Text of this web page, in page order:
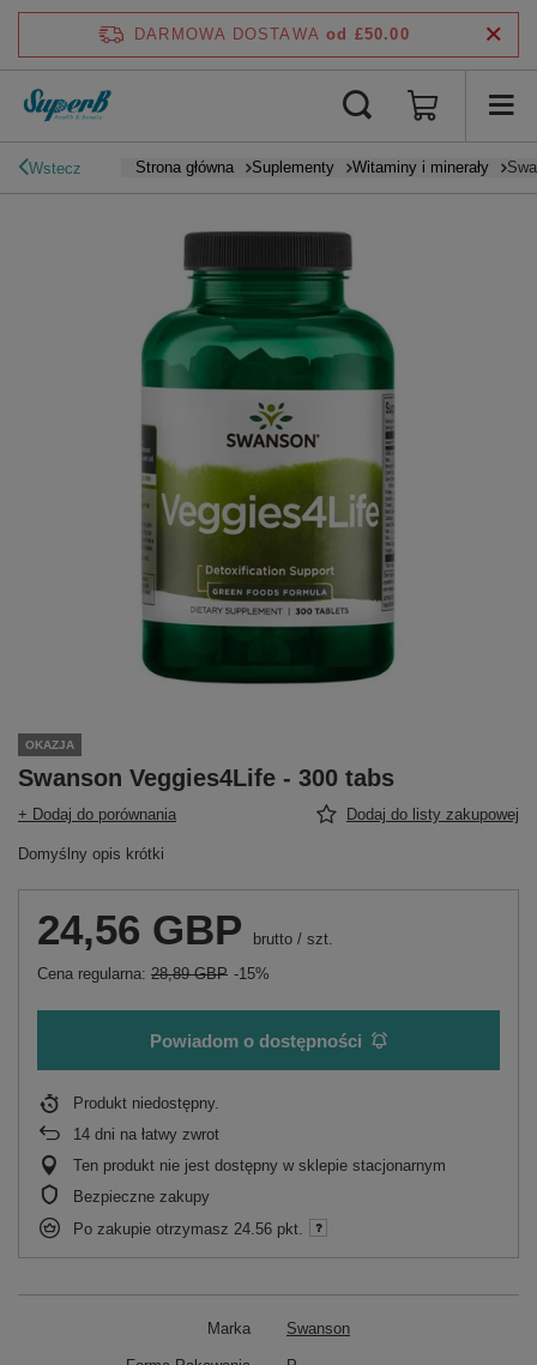
DARMOWA DOSTAWA od £50.00
Wstecz Strona główna Suplementy Witaminy i minerały
OKAZJA
Swanson Veggies4Life - 300 tabs
+ Dodaj do porównania Dodaj do listy zakupowej
Domyślny opis krótki
24,56 GBP brutto / szt.
Cena regularna: 28,89 GBP -15%
Powiadom o dostępności
Produkt niedostępny
14 dni na łatwy zwrot
Ten produkt nie jest dostępny w sklepie stacjonarnym
Bezpieczne zakupy
Po zakupie otrzymasz 24.56 pkt.
Marka Swanson